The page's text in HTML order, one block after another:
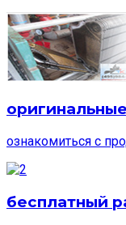
ознакомиться с
бесплатный